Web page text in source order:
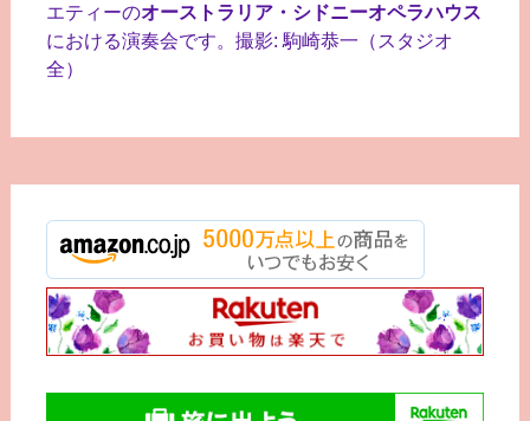
エティーのオーストラリア・シドニーオペラハウス
における演奏会です。撮影: 駒崎恭一（スタジオ
全）